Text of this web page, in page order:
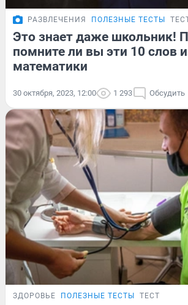
РАЗВЛЕЧЕНИЯ ПОЛЕЗНЫЕ ТЕСТЫ
Это знает даже школьник!
помните ли вы эти 10 слов
математики
30 октября, 2023, 12:00 1 293 Обсудить
ЗДОРОВЬЕ ПОЛЕЗНЫЕ ТЕСТЫ ТЕСТ